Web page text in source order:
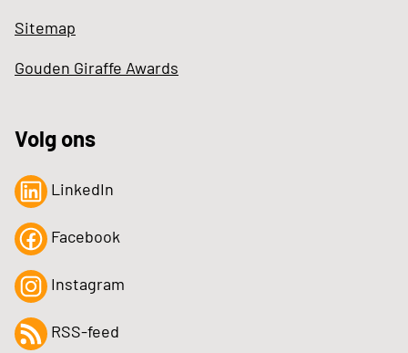
Sitemap
Gouden Giraffe Awards
Volg ons
LinkedIn
Facebook
Instagram
RSS-feed